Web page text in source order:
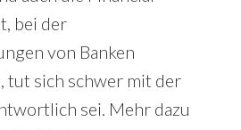
bei der
von Banken
tut sich schwer mit der
sei. Mehr dazu